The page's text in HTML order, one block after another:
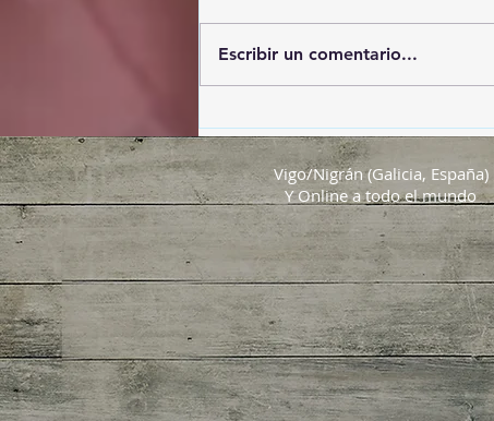
Escribir un comentario...
Vigo/Nigrán (Galicia, España)
Y Online a todo el mundo